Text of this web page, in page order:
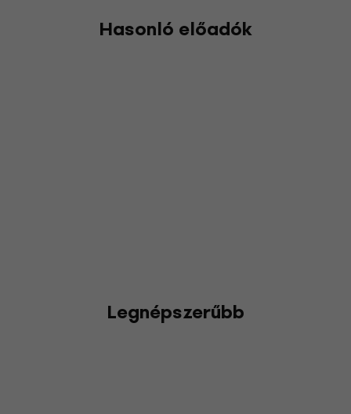
Hasonló előadók
Legnépszerűbb